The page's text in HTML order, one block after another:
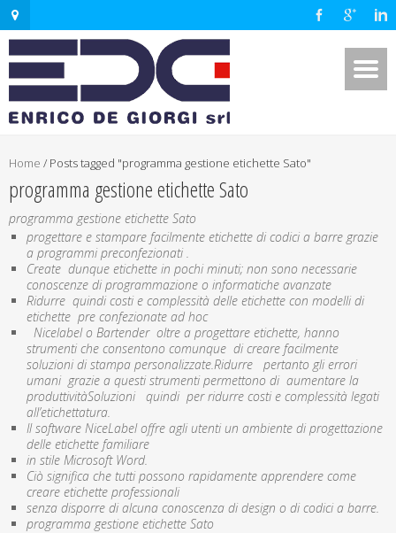
Home / Posts tagged "programma gestione etichette Sato"
programma gestione etichette Sato
programma gestione etichette Sato
progettare e stampare facilmente etichette di codici a barre grazie
a programmi preconfezionati .
Create dunque etichette in pochi minuti; non sono necessarie
conoscenze di programmazione o informatiche avanzate
Ridurre quindi costi e complessità delle etichette con modelli di
etichette pre confezionate ad hoc
Nicelabel o Bartender oltre a progettare etichette, hanno
strumenti che consentono comunque di creare facilmente
soluzioni di stampa personalizzate.Ridurre pertanto gli errori
umani grazie a questi strumenti permettono di aumentare la
produttivitàSoluzioni quindi per ridurre costi e complessità legati
all’etichettatura.
Il software NiceLabel offre agli utenti un ambiente di progettazione
delle etichette familiare
in stile Microsoft Word.
Ciò significa che tutti possono rapidamente apprendere come
creare etichette professionali
senza disporre di alcuna conoscenza di design o di codici a barre.
programma gestione etichette Sato